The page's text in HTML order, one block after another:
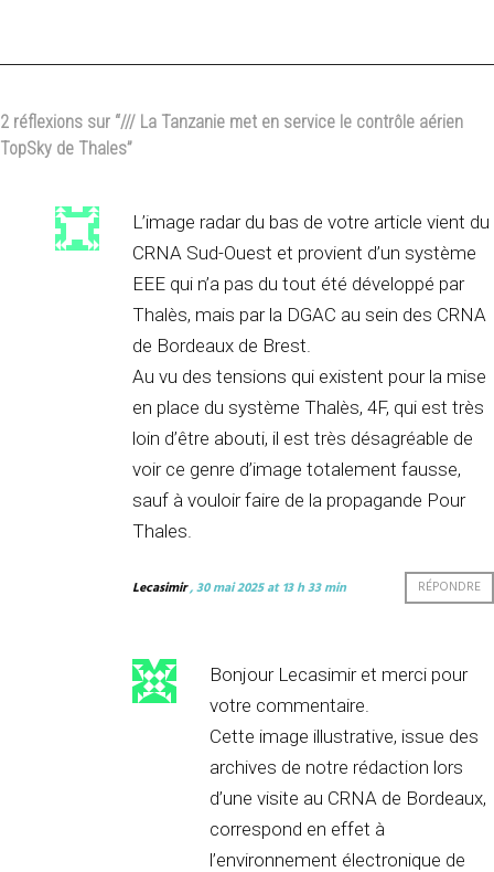
2 réflexions sur “/// La Tanzanie met en service le contrôle aérien
TopSky de Thales”
L’image radar du bas de votre article vient du
CRNA Sud-Ouest et provient d’un système
EEE qui n’a pas du tout été développé par
Thalès, mais par la DGAC au sein des CRNA
de Bordeaux de Brest.
Au vu des tensions qui existent pour la mise
en place du système Thalès, 4F, qui est très
loin d’être abouti, il est très désagréable de
voir ce genre d’image totalement fausse,
sauf à vouloir faire de la propagande Pour
Thales.
Lecasimir, 30 mai 2025 at 13 h 33 min RÉPONDRE
Bonjour Lecasimir et merci pour
votre commentaire.
Cette image illustrative, issue des
archives de notre rédaction lors
d’une visite au CRNA de Bordeaux,
correspond en effet à
l’environnement électronique de